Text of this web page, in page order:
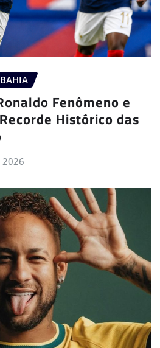
Fenômeno e
Histórico das
2026